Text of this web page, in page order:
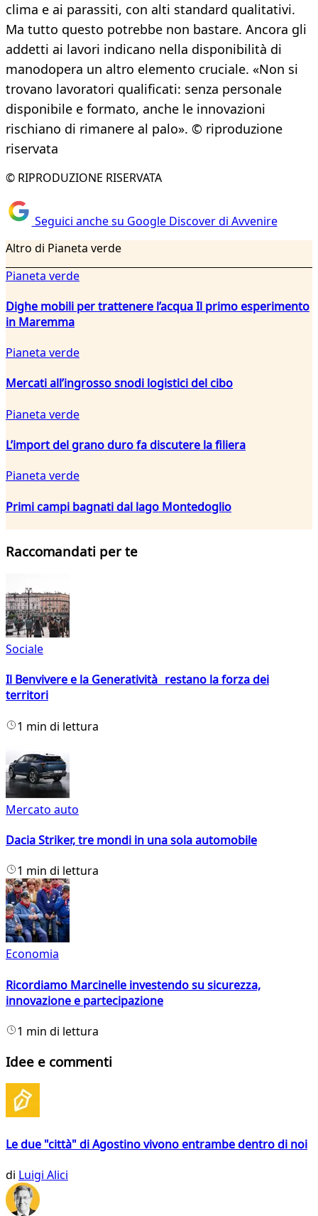
clima e ai parassiti, con alti standard qualitativi.
Ma tutto questo potrebbe non bastare. Ancora gli
addetti ai lavori indicano nella disponibilità di
manodopera un altro elemento cruciale. «Non si
trovano lavoratori qualificati: senza personale
disponibile e formato, anche le innovazioni
rischiano di rimanere al palo». © riproduzione
riservata
© RIPRODUZIONE RISERVATA
Seguici anche su Google Discover di Avvenire
Altro di Pianeta verde
Pianeta verde
Dighe mobili per trattenere l’acqua Il primo esperimento
in Maremma
Pianeta verde
Mercati all’ingrosso snodi logistici del cibo
Pianeta verde
L’import del grano duro fa discutere la filiera
Pianeta verde
Primi campi bagnati dal lago Montedoglio
Raccomandati per te
Sociale
Il Benvivere e la Generatività restano la forza dei
territori
1 min di lettura
Mercato auto
Dacia Striker, tre mondi in una sola automobile
1 min di lettura
Economia
Ricordiamo Marcinelle investendo su sicurezza,
innovazione e partecipazione
1 min di lettura
Idee e commenti
Le due "città" di Agostino vivono entrambe dentro di noi
di Luigi Alici